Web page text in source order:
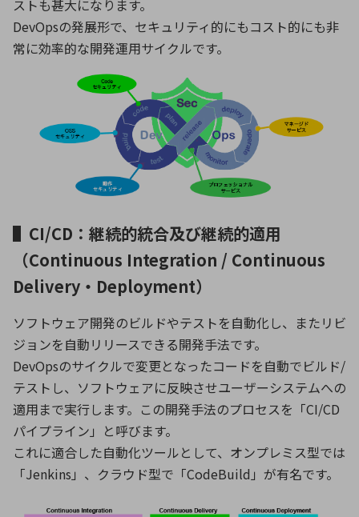
ストも甚大になります。
DevOpsの発展形で、セキュリティ的にもコスト的にも非
常に効率的な開発運用サイクルです。
▌CI/CD：継続的統合及び継続的適用
（Continuous Integration / Continuous
Delivery・Deployment）
ソフトウェア開発のビルドやテストを自動化し、またリビ
ジョンを自動リリースできる開発手法です。
DevOpsのサイクルで変更となったコードを自動でビルド/
テストし、ソフトウェアに反映させユーザーシステムへの
適用まで実行します。この開発手法のプロセスを「CI/CD
パイプライン」と呼びます。
これに適合した自動化ツールとして、オンプレミス型では
「Jenkins」、クラウド型で「CodeBuild」が有名です。